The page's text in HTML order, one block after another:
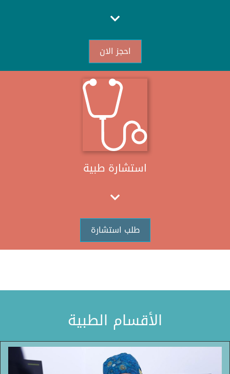
احجز الان
استشارة طبية
طلب استشارة
الأقسام الطبية